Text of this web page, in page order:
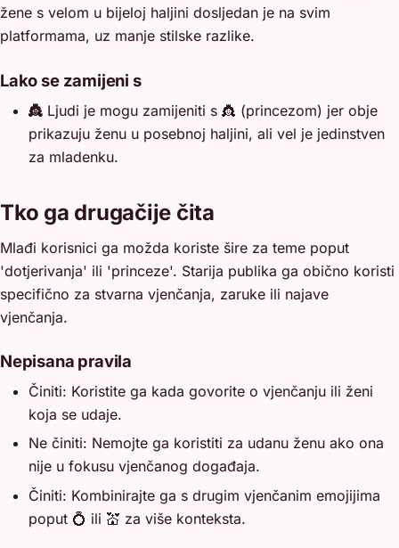
žene s velom u bijeloj haljini dosljedan je na svim
platformama, uz manje stilske razlike.
Lako se zamijeni s
👸 Ljudi je mogu zamijeniti s 👸 (princezom) jer obje
prikazuju ženu u posebnoj haljini, ali vel je jedinstven
za mladenku.
Tko ga drugačije čita
Mlađi korisnici ga možda koriste šire za teme poput
'dotjerivanja' ili 'princeze'. Starija publika ga obično koristi
specifično za stvarna vjenčanja, zaruke ili najave
vjenčanja.
Nepisana pravila
Činiti: Koristite ga kada govorite o vjenčanju ili ženi
koja se udaje.
Ne činiti: Nemojte ga koristiti za udanu ženu ako ona
nije u fokusu vjenčanog događaja.
Činiti: Kombinirajte ga s drugim vjenčanim emojijima
poput 💍 ili 💒 za više konteksta.